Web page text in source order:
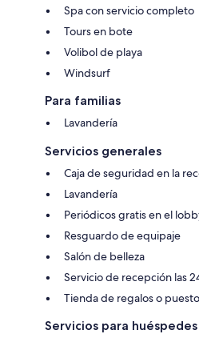
Spa con servicio completo
Tours en bote
Volibol de playa
Windsurf
Para familias
Lavandería
Servicios generales
Caja de seguridad en la
Lavandería
Periódicos gratis en el
Resguardo de equipaje
Salón de belleza
Servicio de recepción las
Tienda de regalos o
Servicios para huéspedes